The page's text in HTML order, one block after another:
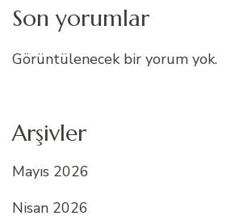
Son yorumlar
Görüntülenecek bir yorum yok.
Arşivler
Mayıs 2026
Nisan 2026